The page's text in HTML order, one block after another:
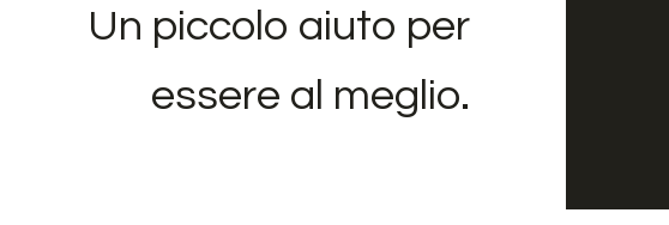
Un piccolo aiuto per
essere al meglio.